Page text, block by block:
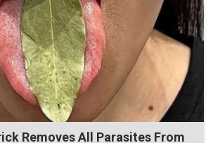
Removes All Parasites From